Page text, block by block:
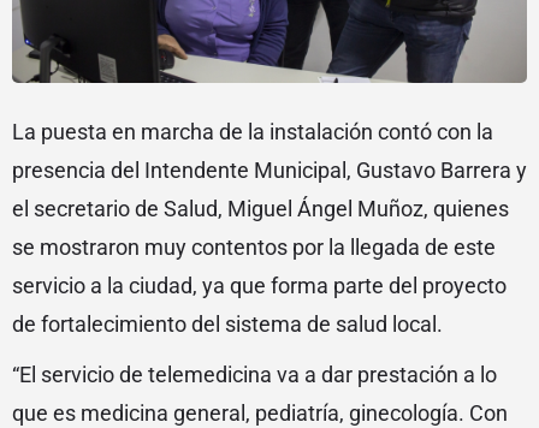
La puesta en marcha de la instalación contó con la
presencia del Intendente Municipal, Gustavo Barrera y
el secretario de Salud, Miguel Ángel Muñoz, quienes
se mostraron muy contentos por la llegada de este
servicio a la ciudad, ya que forma parte del proyecto
de fortalecimiento del sistema de salud local.
“El servicio de telemedicina va a dar prestación a lo
que es medicina general, pediatría, ginecología. Con